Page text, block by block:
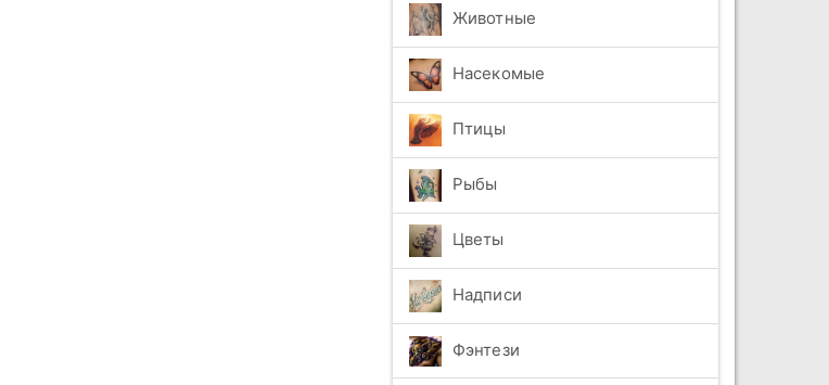
Животные
Насекомые
Птицы
Рыбы
Цветы
Надписи
Фэнтези